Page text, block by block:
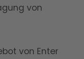
von
von Enter